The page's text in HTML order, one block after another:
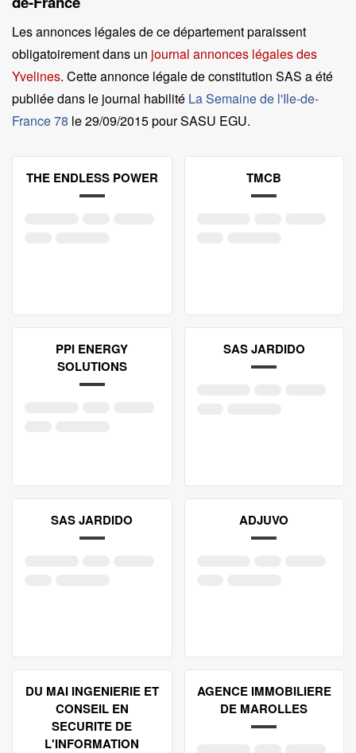
Les annonces légales de ce département paraissent
obligatoirement dans un journal annonces légales des
Yvelines. Cette annonce légale de constitution SAS a été
publiée dans le journal habilité La Semaine de l'Ile-de-
France 78 le29/09/2015 pour SASU EGU.
THE ENDLESS POWER TMCB
PPI ENERGY
SOLUTIONS
SAS JARDIDO
SAS JARDIDO ADJUVO
DU MAI INGENIERIE ET
CONSEIL EN
SECURITE DE
L'INFORMATION
AGENCE IMMOBILIERE
DE MAROLLES